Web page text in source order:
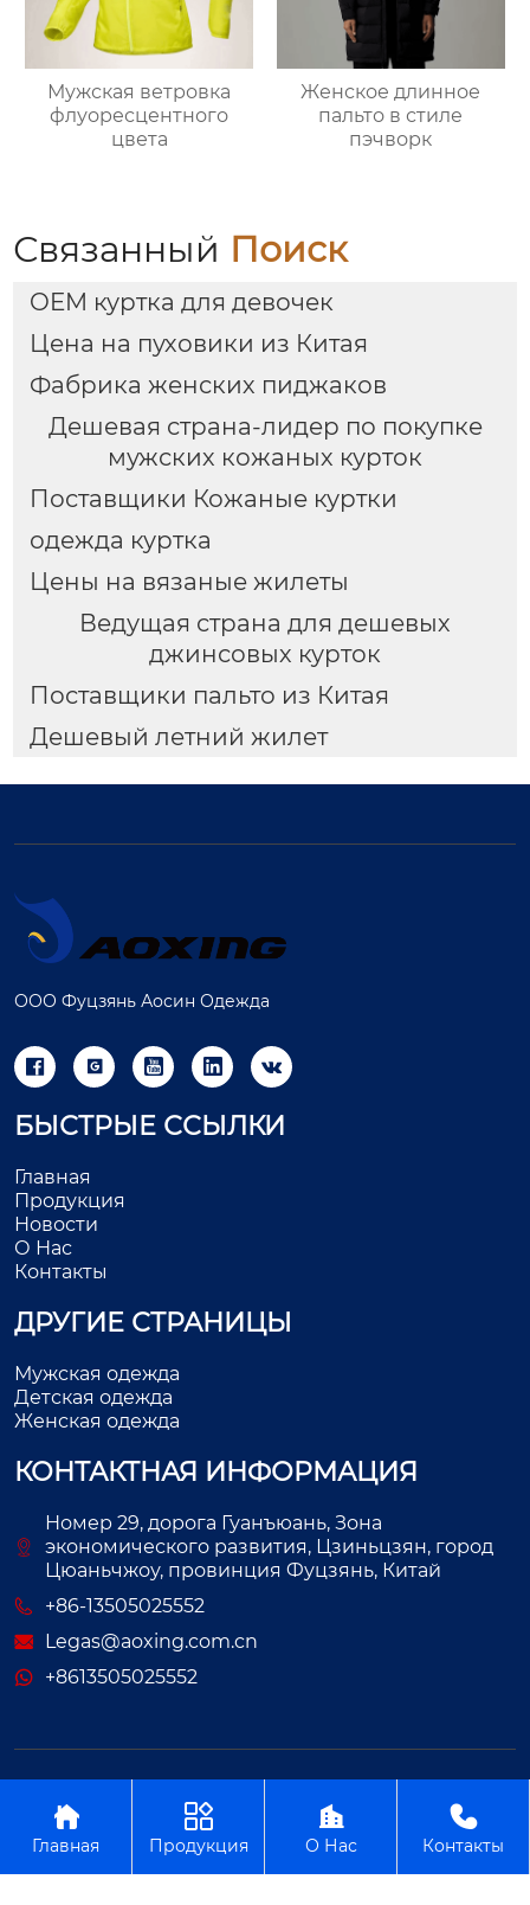
Мужская ветровка
флуоресцентного
цвета
Женское длинное
пальто в стиле
пэчворк
Связанный Поиск
OEM куртка для девочек
Цена на пуховики из Китая
Фабрика женских пиджаков
Дешевая страна-лидер по покупке
мужских кожаных курток
Поставщики Кожаные куртки
одежда куртка
Цены на вязаные жилеты
Ведущая страна для дешевых
джинсовых курток
Поставщики пальто из Китая
Дешевый летний жилет
ООО Фуцзянь Аосин Одежда
    
БЫСТРЫЕ ССЫЛКИ
Главная
Продукция
Новости
О Нас
Контакты
ДРУГИЕ СТРАНИЦЫ
Мужская одежда
Детская одежда
Женская одежда
КОНТАКТНАЯ ИНФОРМАЦИЯ
Номер 29, дорога Гуанъюань, Зона
экономического развития, Цзиньцзян, город
Цюаньчжоу, провинция Фуцзянь, Китай
+86-13505025552
Legas@aoxing.com.cn
+8613505025552

Главная

Продукция

О Нас

Контакты